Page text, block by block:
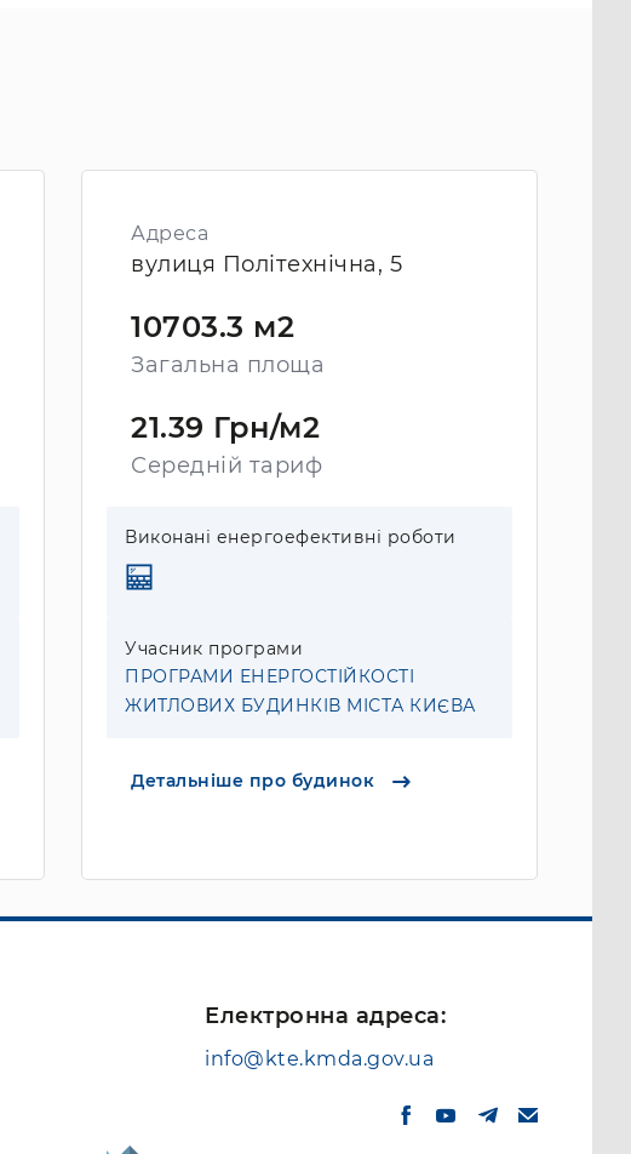
Адреса
вулиця Політехнічна, 5
10703.3 м2
Загальна площа
21.39 Грн/м2
Середній тариф
Виконані енергоефективні роботи
Учасник програми
ПРОГРАМИ ЕНЕРГОСТІЙКОСТІ
ЖИТЛОВИХ БУДИНКІВ МІСТА КИЄВА
Детальніше про будинок
Електронна адреса:
info@kte.kmda.gov.ua